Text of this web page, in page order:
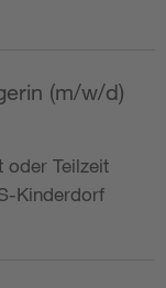
(m/w/d)
oder Teilzeit
Kinderdorf